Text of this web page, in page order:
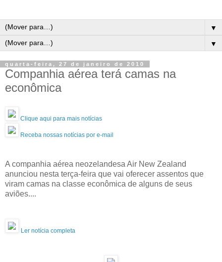
▼
▼
quarta-feira, 27 de janeiro de 2010
Companhia aérea terá camas na
econômica
Clique aqui para mais notícias
Receba nossas notícias por e-mail
A companhia aérea neozelandesa Air New Zealand
anunciou nesta terça-feira que vai oferecer assentos que
viram camas na classe econômica de alguns de seus
aviões....
Ler notícia completa